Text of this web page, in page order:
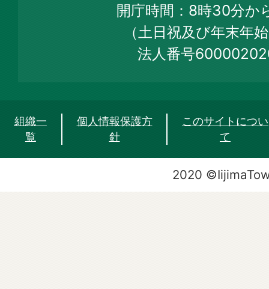
Site
開庁時間：8時30分か
（土日祝及び年末年
法人番号
組織一
覧
個人情報保護方
針
このサイトについ
て
2020